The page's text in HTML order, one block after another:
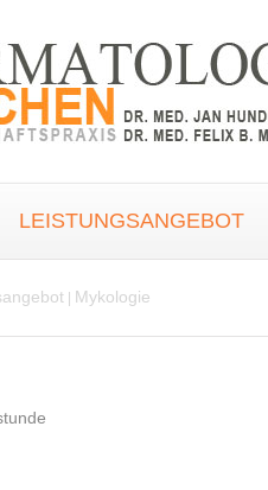
LEISTUNGSANGEBOT
Mykologie